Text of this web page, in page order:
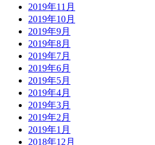
2019年11月
2019年10月
2019年9月
2019年8月
2019年7月
2019年6月
2019年5月
2019年4月
2019年3月
2019年2月
2019年1月
2018年12月